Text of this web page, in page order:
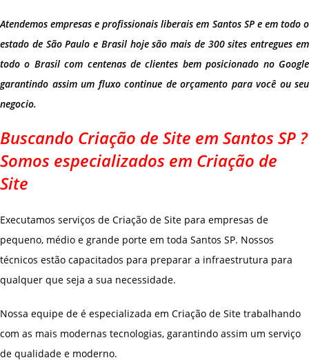
Atendemos empresas e profissionais liberais em Santos SP e em todo o
estado de São Paulo e Brasil hoje são mais de 300 sites entregues em
todo o Brasil com centenas de clientes bem posicionado no Google
garantindo assim um fluxo continue de orçamento para você ou seu
negocio.
Buscando Criação de Site em Santos SP ?
Somos especializados em Criação de
Site
Executamos serviços de Criação de Site para empresas de
pequeno, médio e grande porte em toda Santos SP. Nossos
técnicos estão capacitados para preparar a infraestrutura para
qualquer que seja a sua necessidade.
Nossa equipe de é especializada em Criação de Site trabalhando
com as mais modernas tecnologias, garantindo assim um serviço
de qualidade e moderno.